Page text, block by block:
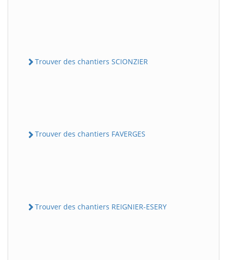
Trouver des chantiers SCIONZIER
Trouver des chantiers FAVERGES
Trouver des chantiers REIGNIER-ESERY